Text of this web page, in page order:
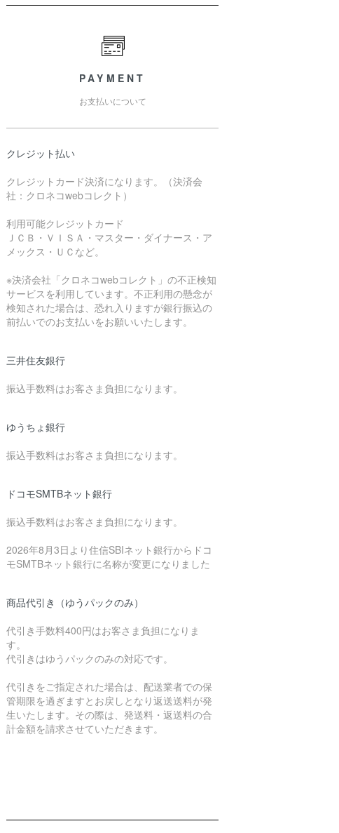
PAYMENT
お支払いについて
クレジット払い
クレジットカード決済になります。（決済会
社：クロネコwebコレクト）
利用可能クレジットカード
ＪＣＢ・ＶＩＳＡ・マスター・ダイナース・ア
メックス・ＵＣなど。
※決済会社「クロネコwebコレクト」の不正検知
サービスを利用しています。不正利用の懸念が
検知された場合は、恐れ入りますが銀行振込の
前払いでのお支払いをお願いいたします。
三井住友銀行
振込手数料はお客さま負担になります。
ゆうちょ銀行
振込手数料はお客さま負担になります。
ドコモSMTBネット銀行
振込手数料はお客さま負担になります。
2026年8月3日より住信SBIネット銀行からドコ
モSMTBネット銀行に名称が変更になりました
商品代引き（ゆうパックのみ）
代引き手数料400円はお客さま負担になりま
す。
代引きはゆうパックのみの対応です。
代引きをご指定された場合は、配送業者での保
管期限を過ぎますとお戻しとなり返送送料が発
生いたします。その際は、発送料・返送料の合
計金額を請求させていただきます。